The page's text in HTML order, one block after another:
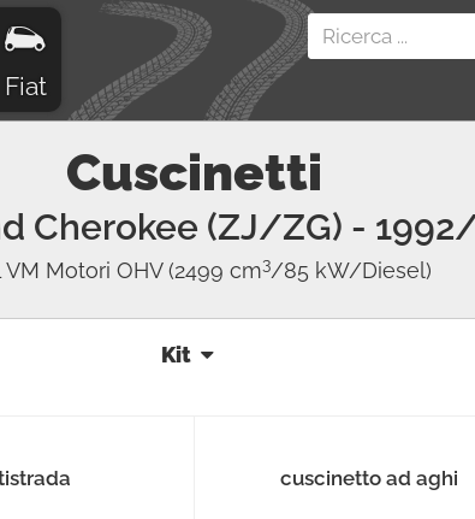
Fiat
Cuscinetti
Cherokee (ZJ/ZG) -
VM Motori OHV(2499 cm3/85 kW/Diesel)
Kit
cuscinetto ad aghi